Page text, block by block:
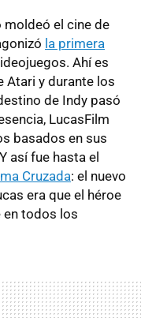
moldeó el cine de
la primera
Ahí es
Atari y durante los
de Indy pasó
LucasFilm
basados en sus
así fue hasta el
Cruzada: el nuevo
era que el héroe
en todos los